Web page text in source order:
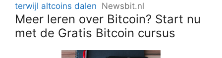
terwijl altcoins dalen Newsbit.nl
Meer leren over Bitcoin? Start nu
met de Gratis Bitcoin cursus